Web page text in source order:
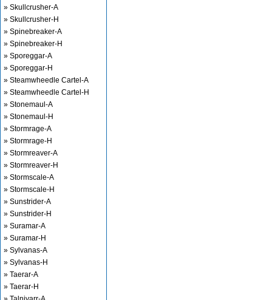
» Skullcrusher-A
» Skullcrusher-H
» Spinebreaker-A
» Spinebreaker-H
» Sporeggar-A
» Sporeggar-H
» Steamwheedle Cartel-A
» Steamwheedle Cartel-H
» Stonemaul-A
» Stonemaul-H
» Stormrage-A
» Stormrage-H
» Stormreaver-A
» Stormreaver-H
» Stormscale-A
» Stormscale-H
» Sunstrider-A
» Sunstrider-H
» Suramar-A
» Suramar-H
» Sylvanas-A
» Sylvanas-H
» Taerar-A
» Taerar-H